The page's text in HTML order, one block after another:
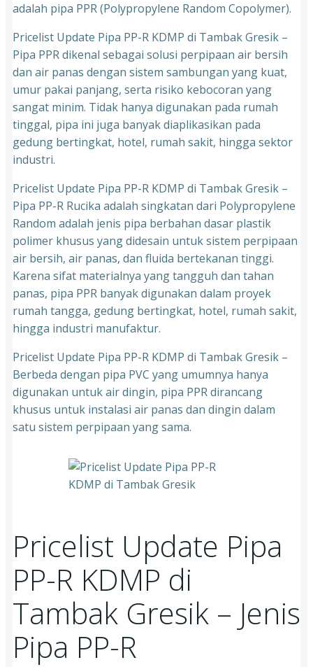
adalah pipa PPR (Polypropylene Random Copolymer).
Pricelist Update Pipa PP-R KDMP di Tambak Gresik –
Pipa PPR dikenal sebagai solusi perpipaan air bersih
dan air panas dengan sistem sambungan yang kuat,
umur pakai panjang, serta risiko kebocoran yang
sangat minim. Tidak hanya digunakan pada rumah
tinggal, pipa ini juga banyak diaplikasikan pada
gedung bertingkat, hotel, rumah sakit, hingga sektor
industri.
Pricelist Update Pipa PP-R KDMP di Tambak Gresik –
Pipa PP-R Rucika adalah singkatan dari Polypropylene
Random adalah jenis pipa berbahan dasar plastik
polimer khusus yang didesain untuk sistem perpipaan
air bersih, air panas, dan fluida bertekanan tinggi.
Karena sifat materialnya yang tangguh dan tahan
panas, pipa PPR banyak digunakan dalam proyek
rumah tangga, gedung bertingkat, hotel, rumah sakit,
hingga industri manufaktur.
Pricelist Update Pipa PP-R KDMP di Tambak Gresik –
Berbeda dengan pipa PVC yang umumnya hanya
digunakan untuk air dingin, pipa PPR dirancang
khusus untuk instalasi air panas dan dingin dalam
satu sistem perpipaan yang sama.
Pricelist Update Pipa
PP-R KDMP di
Tambak Gresik – Jenis
Pipa PP-R